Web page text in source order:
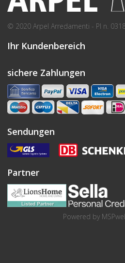
© 2020 Arpel Arredamenti - PI n.
Ihr Kundenbereich
sichere Zahlungen
Sendungen
Partner
Powered by